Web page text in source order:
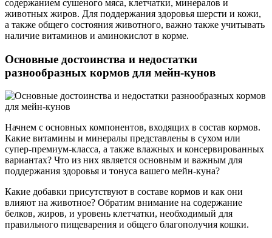
содержанием сушеного мяса, клетчатки, минералов и
животных жиров. Для поддержания здоровья шерсти и кожи,
а также общего состояния животного, важно также учитывать
наличие витаминов и аминокислот в корме.
Основные достоинства и недостатки
разнообразных кормов для мейн-кунов
Начнем с основных компонентов, входящих в состав кормов.
Какие витамины и минералы представлены в сухом или
супер-премиум-класса, а также влажных и консервированных
вариантах? Что из них является основным и важным для
поддержания здоровья и тонуса вашего мейн-куна?
Какие добавки присутствуют в составе кормов и как они
влияют на животное? Обратим внимание на содержание
белков, жиров, и уровень клетчатки, необходимый для
правильного пищеварения и общего благополучия кошки.